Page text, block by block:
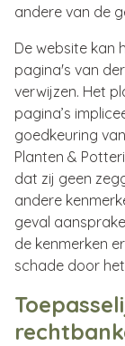
andere van de
De website kan
pagina's van
verwijzen. Het
pagina’s
goedkeuring
Planten &
dat zij geen
andere
geval
de kenmerken
schade door